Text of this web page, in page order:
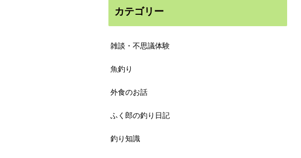
カテゴリー
雑談・不思議体験
魚釣り
外食のお話
ふく郎の釣り日記
釣り知識